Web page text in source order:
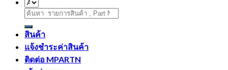
ค้นหา:
สินค้า
แจ้งชำระค่าสินค้า
ติดต่อ MPARTN